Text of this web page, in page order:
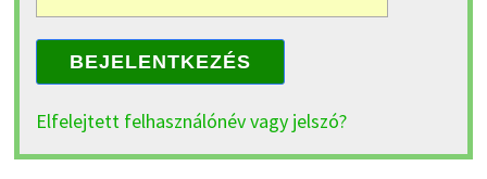
BEJELENTKEZÉS
Elfelejtett felhasználónév vagy jelszó?